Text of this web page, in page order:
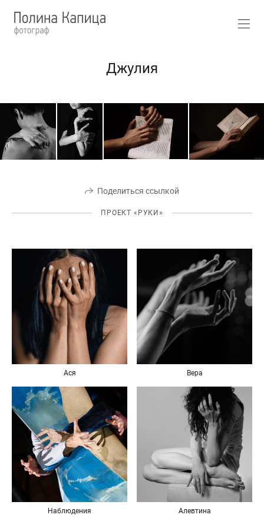
Джулия
Поделиться ссылкой
ПРОЕКТ «РУКИ»
Ася Вера
Наблюдения Алевтина